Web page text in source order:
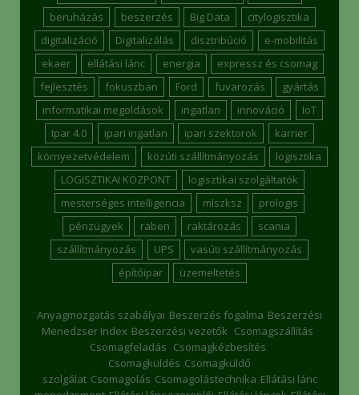
beruházás
beszerzés Big Data
citylogisztika
digitalizáció
Digitalizálás disztribúció
e-mobilitás
ekaer
ellátási lánc energia
expressz és csomag
fejlesztés
fokuszban Ford fuvarozás
gyártás
informatikai megoldások
ingatlan innováció
IoT
Ipar 4.0
ipari ingatlan ipari szektorok
karrier
környezetvédelem
közúti szállítmányozás
logisztika
LOGISZTIKAI KÖZPONT
logisztikai szolgáltatók
mesterséges intelligencia
mlszksz
prologis
pénzügyek
raben raktározás
scania
szállítmányozás
UPS
vasúti szállítmányozás
építőipar
üzemeltetés
Anyagmozgatás szabályai Beszerzés fogalma Beszerzési
Menedzser Index Beszerzési vezetők Csomagszállítás
Csomagfeladás Csomagkézbesítés
Csomagküldés Csomagküldő
szolgálat Csomagolás Csomagolástechnika Ellátási lánc